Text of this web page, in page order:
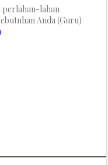
perlahan-lahan
Anda (Guru)